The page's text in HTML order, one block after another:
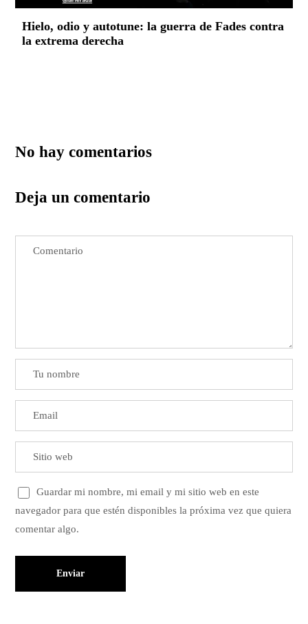
Hielo, odio y autotune: la guerra de Fades contra
la extrema derecha
No hay comentarios
Deja un comentario
Guardar mi nombre, mi email y mi sitio web en este
navegador para que estén disponibles la próxima vez que quiera
comentar algo.